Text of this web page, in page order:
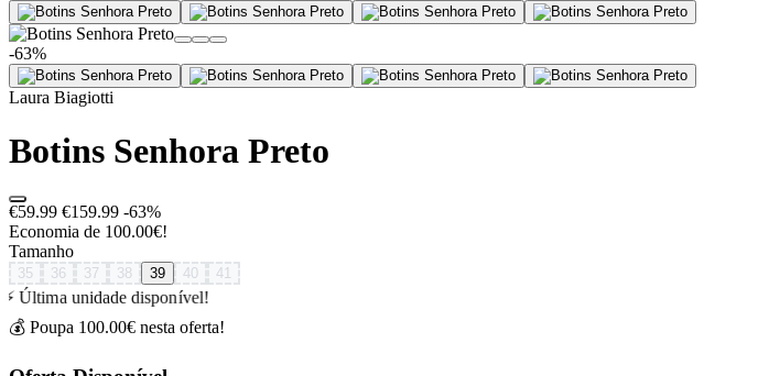
+de 36.000 reviews
-63%
Laura Biagiotti
Botins Senhora Preto
€59.99 €159.99 -63%
Economia de 100.00€!
Tamanho
35 36 37 38 39 40 41
⚡ Última unidade disponível!
💰 Poupa 100.00€ nesta oferta!